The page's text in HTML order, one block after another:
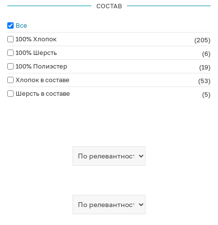
СОСТАВ
Все
100% Хлопок
(205)
100% Шерсть
(6)
100% Полиэстер
(19)
Хлопок в составе
(53)
Шерсть в составе
(5)